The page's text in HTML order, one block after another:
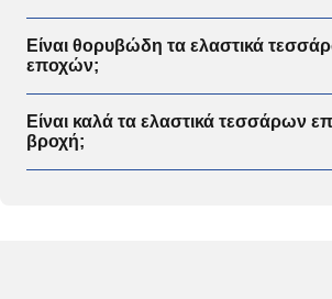
Είναι θορυβώδη τα ελαστικά
εποχών;
Είναι καλά τα ελαστικά τεσσάρων
βροχή;